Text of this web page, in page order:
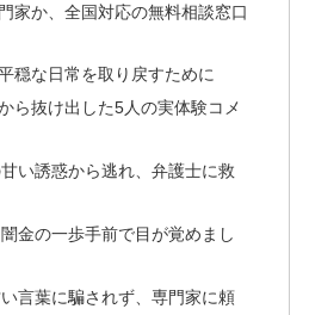
家か、全国対応の無料相談窓口
穏な日常を取り戻すために
ら抜け出した5人の実体験コメ
い誘惑から逃れ、弁護士に救
金の一歩手前で目が覚めまし
言葉に騙されず、専門家に頼